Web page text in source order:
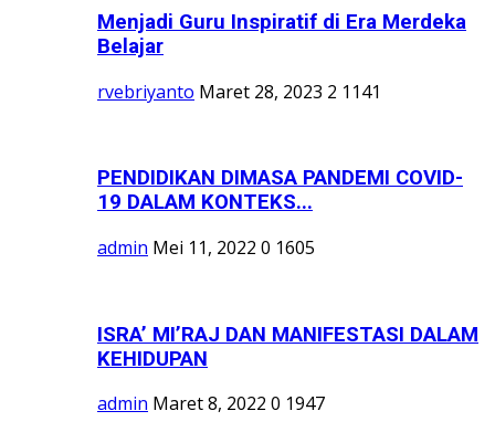
Menjadi Guru Inspiratif di Era Merdeka
Belajar
rvebriyanto Maret 28, 2023 2 1141
PENDIDIKAN DIMASA PANDEMI COVID-
19 DALAM KONTEKS...
admin Mei 11, 2022 0 1605
ISRA’ MI’RAJ DAN MANIFESTASI DALAM
KEHIDUPAN
admin Maret 8, 2022 0 1947